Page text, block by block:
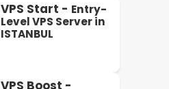
VPS Start - Entry-
Level VPS Server in
ISTANBUL
VPS Boost -